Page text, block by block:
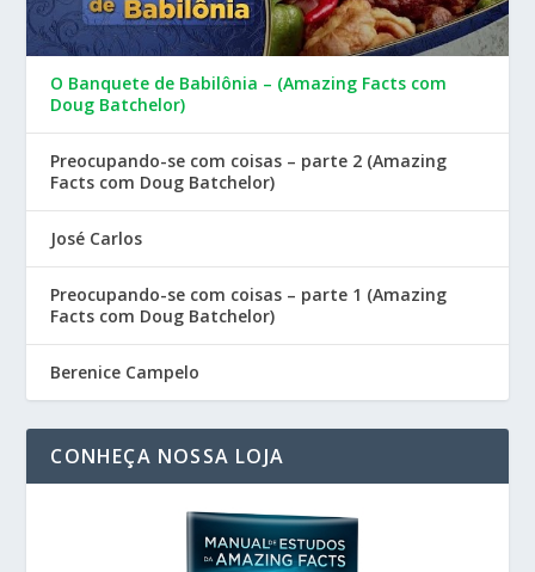
O Banquete de Babilônia – (Amazing Facts com
Doug Batchelor)
Preocupando-se com coisas – parte 2 (Amazing
Facts com Doug Batchelor)
José Carlos
Preocupando-se com coisas – parte 1 (Amazing
Facts com Doug Batchelor)
Berenice Campelo
CONHEÇA NOSSA LOJA